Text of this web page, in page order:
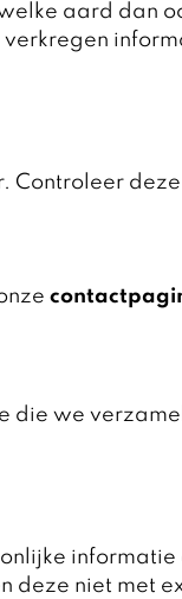
aard dan
Controleer
die we
informatie
deze niet met